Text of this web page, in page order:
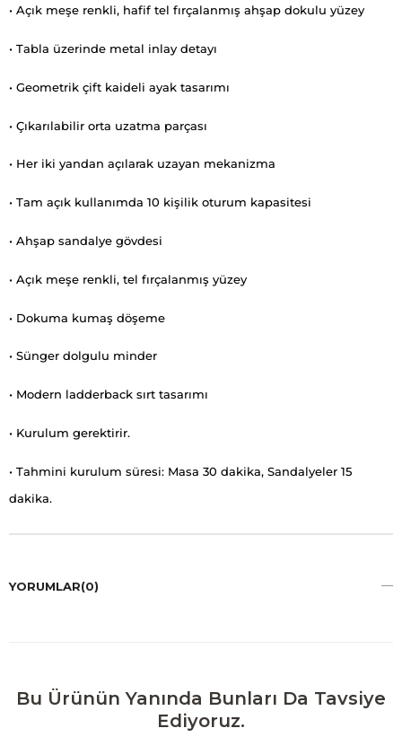
• Açık meşe renkli, hafif tel fırçalanmış ahşap dokulu yüzey
• Tabla üzerinde metal inlay detayı
• Geometrik çift kaideli ayak tasarımı
• Çıkarılabilir orta uzatma parçası
• Her iki yandan açılarak uzayan mekanizma
• Tam açık kullanımda 10 kişilik oturum kapasitesi
• Ahşap sandalye gövdesi
• Açık meşe renkli, tel fırçalanmış yüzey
• Dokuma kumaş döşeme
• Sünger dolgulu minder
• Modern ladderback sırt tasarımı
• Kurulum gerektirir.
• Tahmini kurulum süresi: Masa 30 dakika, Sandalyeler 15
dakika.
YORUMLAR(0)
Bu Ürünün Yanında Bunları Da Tavsiye
Ediyoruz.